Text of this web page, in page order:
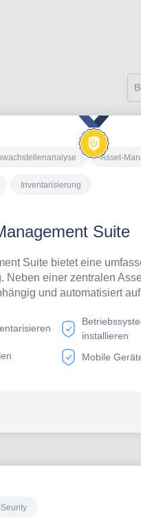
Asset-
Inventarisierung
Suite
Suite bietet eine
Neben einer zentralen
und automatisiert
und Sie
Die Lizensierung der
pro verwaltetem Gerät und
relevant sind. Bei Interesse
installieren
Mobile